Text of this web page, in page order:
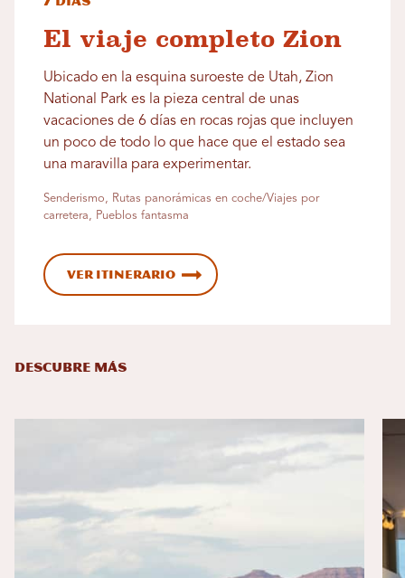
El viaje completo Zion
Ubicado en la esquina suroeste de Utah, Zion
National Park es la pieza central de unas
vacaciones de 6 días en rocas rojas que incluyen
un poco de todo lo que hace que el estado sea
una maravilla para experimentar.
Senderismo, Rutas panorámicas en coche/Viajes por
carretera, Pueblos fantasma
Ver itinerario
DESCUBRE MÁS